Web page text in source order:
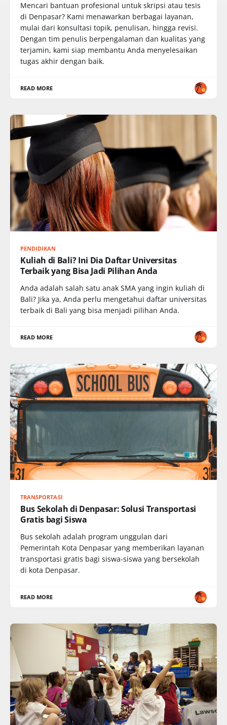
Mencari bantuan profesional untuk skripsi atau tesis
di Denpasar? Kami menawarkan berbagai layanan,
mulai dari konsultasi topik, penulisan, hingga revisi.
Dengan tim penulis berpengalaman dan kualitas yang
terjamin, kami siap membantu Anda menyelesaikan
tugas akhir dengan baik.
READ MORE
PENDIDIKAN
Kuliah di Bali? Ini Dia Daftar Universitas
Terbaik yang Bisa Jadi Pilihan Anda
Anda adalah salah satu anak SMA yang ingin kuliah di
Bali? Jika ya, Anda perlu mengetahui daftar universitas
terbaik di Bali yang bisa menjadi pilihan Anda.
READ MORE
TRANSPORTASI
Bus Sekolah di Denpasar: Solusi Transportasi
Gratis bagi Siswa
Bus sekolah adalah program unggulan dari
Pemerintah Kota Denpasar yang memberikan layanan
transportasi gratis bagi siswa-siswa yang bersekolah
di kota Denpasar.
READ MORE